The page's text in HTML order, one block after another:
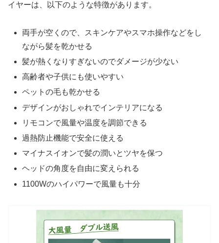
イヤーは、以下のような特徴があります。
両手が空くので、スキンケアやスマホ操作などをし
ながら髪を乾かせる
髪が熱くなりすぎないのでダメージが少ない
高齢者や子供にも使いやすい
ペットの毛も乾かせる
デザインがおしゃれでインテリアになる
リモコンで風量や温度を調節できる
過熱防止機能で安全に使える
マイナスイオンで髪の潤いとツヤを保つ
ヘッドの角度を自由に変えられる
1100Wのハイパワーで風量も十分